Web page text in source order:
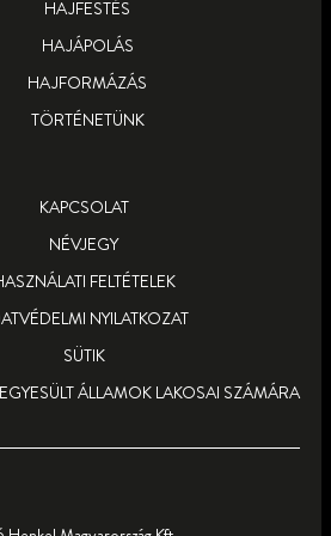
HAJFESTÉS
HAJÁPOLÁS
HAJFORMÁZÁS
TÖRTÉNETÜNK
KAPCSOLAT
NÉVJEGY
FELTÉTELEK
NYILATKOZAT
SÜTIK
ÁLLAMOK LAKOSAI SZÁMÁRA